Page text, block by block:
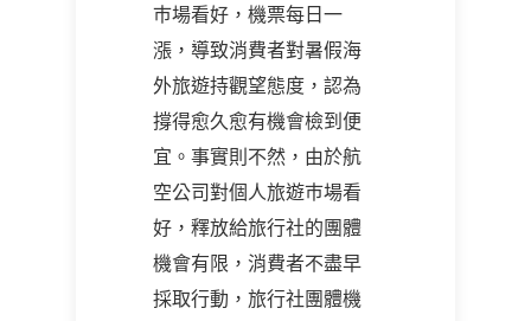
巿場看好，機票每日一
漲，導致消費者對暑假海
外旅遊持觀望態度，認為
撐得愈久愈有機會檢到便
宜。事實則不然，由於航
空公司對個人旅遊巿場看
好，釋放給旅行社的團體
機會有限，消費者不盡早
採取行動，旅行社團體機